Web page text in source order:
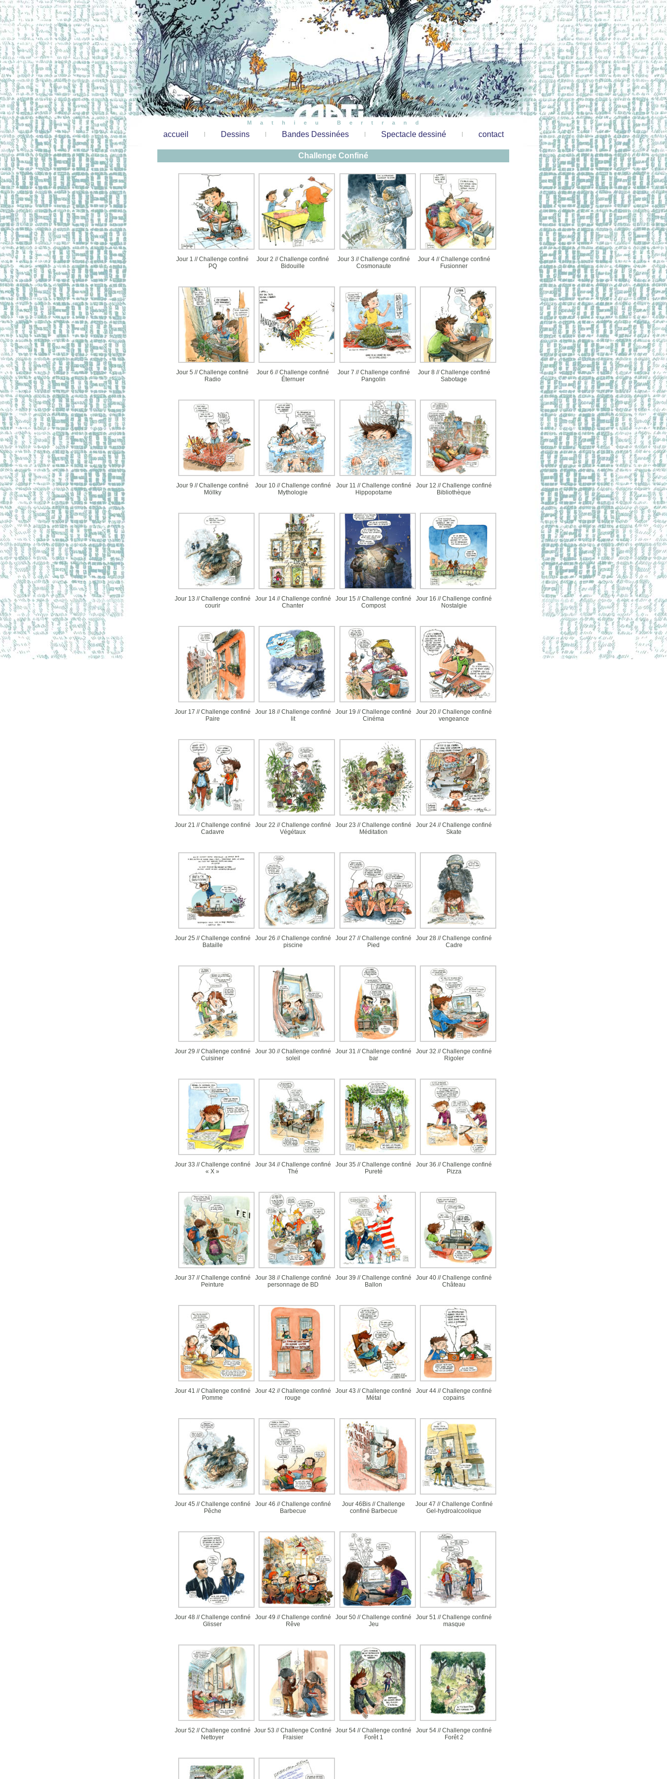
Mathieu Bertrand
accueil Dessins Bandes Dessinées Spectacle dessiné contact
Challenge Confiné
Jour 1 // Challenge confiné
PQ
Jour 2 // Challenge confiné
Bidouille
Jour 3 // Challenge confiné
Cosmonaute
Jour 4 // Challenge confiné
Fusionner
Jour 5 // Challenge confiné
Radio
Jour 6 // Challenge confiné
Éternuer
Jour 7 // Challenge confiné
Pangolin
Jour 8 // Challenge confiné
Sabotage
Jour 9 // Challenge confiné
Möllky
Jour 10 // Challenge confiné
Mythologie
Jour 11 // Challenge confiné
Hippopotame
Jour 12 // Challenge confiné
Bibliothèque
Jour 13 // Challenge confiné
courir
Jour 14 // Challenge confiné
Chanter
Jour 15 // Challenge confiné
Compost
Jour 16 // Challenge confiné
Nostalgie
Jour 17 // Challenge confiné
Paire
Jour 18 // Challenge confiné
lit
Jour 19 // Challenge confiné
Cinéma
Jour 20 // Challenge confiné
vengeance
Jour 21 // Challenge confiné
Cadavre
Jour 22 // Challenge confiné
Végétaux
Jour 23 // Challenge confiné
Méditation
Jour 24 // Challenge confiné
Skate
Jour 25 // Challenge confiné
Bataille
Jour 26 // Challenge confiné
piscine
Jour 27 // Challenge confiné
Pied
Jour 28 // Challenge confiné
Cadre
Jour 29 // Challenge confiné
Cuisiner
Jour 30 // Challenge confiné
soleil
Jour 31 // Challenge confiné
bar
Jour 32 // Challenge confiné
Rigoler
Jour 33 // Challenge confiné
« X »
Jour 34 // Challenge confiné
Thé
Jour 35 // Challenge confiné
Pureté
Jour 36 // Challenge confiné
Pizza
Jour 37 // Challenge confiné
Peinture
Jour 38 // Challenge confiné
personnage de BD
Jour 39 // Challenge confiné
Ballon
Jour 40 // Challenge confiné
Château
Jour 41 // Challenge confiné
Pomme
Jour 42 // Challenge confiné
rouge
Jour 43 // Challenge confiné
Métal
Jour 44 // Challenge confiné
copains
Jour 45 // Challenge confiné
Pêche
Jour 46 // Challenge confiné
Barbecue
Jour 46Bis // Challenge
confiné Barbecue
Jour 47 // Challenge Confiné
Gel-hydroalcoolique
Jour 48 // Challenge confiné
Glisser
Jour 49 // Challenge confiné
Rêve
Jour 50 // Challenge confiné
Jeu
Jour 51 // Challenge confiné
masque
Jour 52 // Challenge confiné
Nettoyer
Jour 53 // Challenge Confiné
Fraisier
Jour 54 // Challenge confiné
Forêt 1
Jour 54 // Challenge confiné
Forêt 2